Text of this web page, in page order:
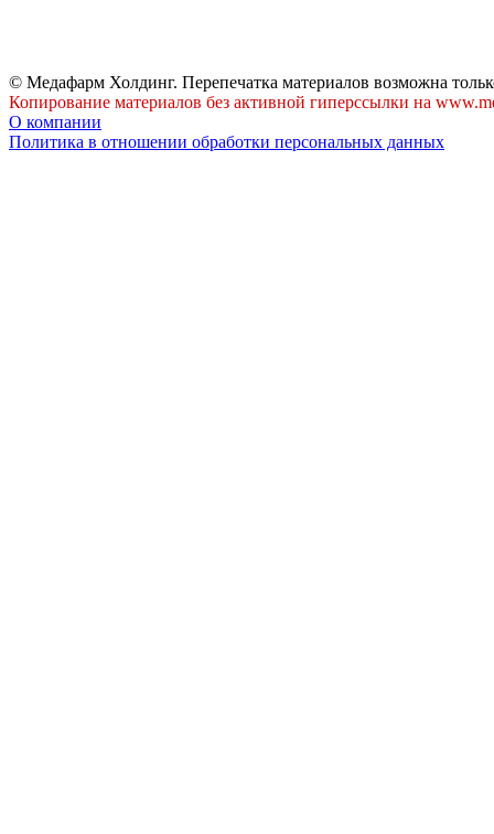
© Медафарм Холдинг. Перепечатка материалов возможна
Копирование материалов без активной гиперссылки на
О компании
Политика в отношении обработки персональных данных